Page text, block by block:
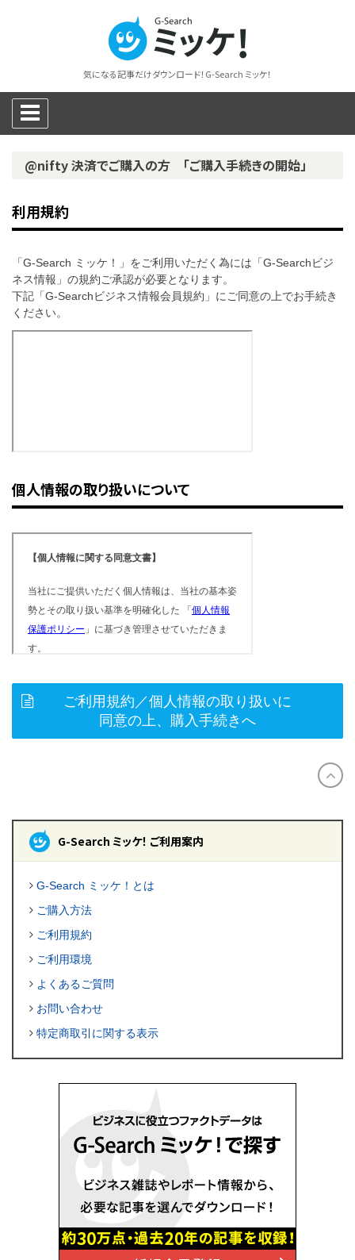
気になる記事だけダウンロード！G-Search ミッケ！
@nifty 決済でご購入の方 「ご購入手続きの開始」
利用規約
「G-Search ミッケ！」をご利用いただく為には「G-Searchビジ
ネス情報」の規約ご承認が必要となります。
下記「G-Searchビジネス情報会員規約」にご同意の上でお手続き
ください。
個人情報の取り扱いについて
ご利用規約／個人情報の取り扱いに
同意の上、購入手続きへ
G-Search ミッケ！ ご利用案内
G-Search ミッケ！とは
ご購入方法
ご利用規約
ご利用環境
よくあるご質問
お問い合わせ
特定商取引に関する表示